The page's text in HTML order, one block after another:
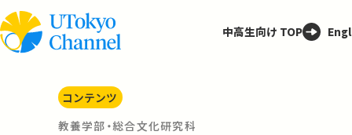
中高生向け TOP
コンテンツ
教養学部・総合文化研究科